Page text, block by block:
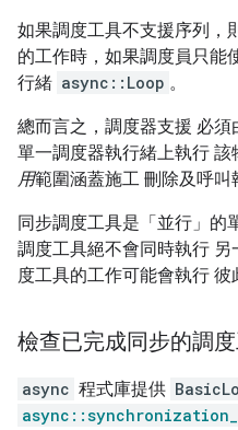
如果調度工具不支援序列，
的工作時，如果調度員只能
行緒 async::Loop 。
總而言之，調度器支援 必
單一調度器執行緒上執行
用範圍涵蓋施工 刪除及呼叫
同步調度工具是「並行」 的
調度工具絕不會同時執行
度工具的工作可能會執行 彼
檢查已完成同步的調
async 程式庫提供